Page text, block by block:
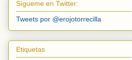
Sígueme en Twitter:
Tweets por @erojotorrecilla
Etiquetas